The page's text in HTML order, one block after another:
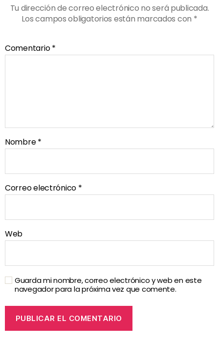
Tu dirección de correo electrónico no será publicada.
Los campos obligatorios están marcados con *
Comentario*
Nombre*
Correo electrónico *
Web
Guarda mi nombre, correo electrónico y web en este
navegador para la próxima vez que comente.